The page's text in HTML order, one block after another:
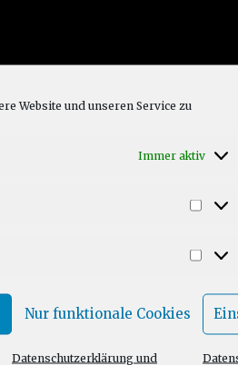
Website und unseren Service zu
Immer aktiv
Nur funktionale Cookies
Datenschutzerklärung und